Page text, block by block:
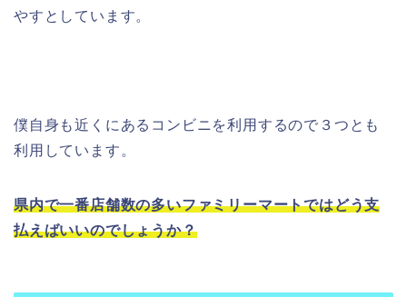
やすとしています。
僕自身も近くにあるコンビニを利用するので３つとも
利用しています。
県内で一番店舗数の多いファミリーマートではどう支
払えばいいのでしょうか？